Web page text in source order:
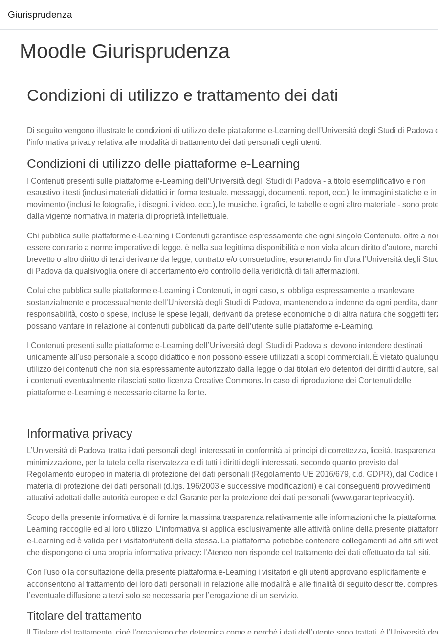
Giurisprudenza
Moodle Giurisprudenza
Condizioni di utilizzo e trattamento dei dati
Di seguito vengono illustrate le condizioni di utilizzo delle piattaforme e-Learning dell'Università degli Studi di Padova
l'informativa privacy relativa alle modalità di trattamento dei dati personali degli utenti.
Condizioni di utilizzo delle piattaforme e-Learning
I Contenuti presenti sulle piattaforme e-Learning dell’Università degli Studi di Padova - a titolo esemplificativo e non
esaustivo i testi (inclusi materiali didattici in forma testuale, messaggi, documenti, report, ecc.), le immagini statiche e in
movimento (inclusi le fotografie, i disegni, i video, ecc.), le musiche, i grafici, le tabelle e ogni altro materiale - sono
dalla vigente normativa in materia di proprietà intellettuale.
Chi pubblica sulle piattaforme e-Learning i Contenuti garantisce espressamente che ogni singolo Contenuto, oltre a
essere contrario a norme imperative di legge, è nella sua legittima disponibilità e non viola alcun diritto d'autore,
brevetto o altro diritto di terzi derivante da legge, contratto e/o consuetudine, esonerando fin d'ora l’Università degli
di Padova da qualsivoglia onere di accertamento e/o controllo della veridicità di tali affermazioni.
Colui che pubblica sulle piattaforme e-Learning i Contenuti, in ogni caso, si obbliga espressamente a manlevare
sostanzialmente e processualmente dell’Università degli Studi di Padova, mantenendola indenne da ogni perdita,
responsabilità, costo o spese, incluse le spese legali, derivanti da pretese economiche o di altra natura che soggetti
possano vantare in relazione ai contenuti pubblicati da parte dell’utente sulle piattaforme e-Learning.
I Contenuti presenti sulle piattaforme e-Learning dell’Università degli Studi di Padova si devono intendere destinati
unicamente all'uso personale a scopo didattico e non possono essere utilizzati a scopi commerciali. È vietato
utilizzo dei contenuti che non sia espressamente autorizzato dalla legge o dai titolari e/o detentori dei diritti d'autore,
i contenuti eventualmente rilasciati sotto licenza Creative Commons. In caso di riproduzione dei Contenuti delle
piattaforme e-Learning è necessario citarne la fonte.
Informativa privacy
L’Università di Padova tratta i dati personali degli interessati in conformità ai principi di correttezza, liceità, trasparenza
minimizzazione, per la tutela della riservatezza e di tutti i diritti degli interessati, secondo quanto previsto dal
Regolamento europeo in materia di protezione dei dati personali (Regolamento UE 2016/679, c.d. GDPR), dal Codice
materia di protezione dei dati personali (d.lgs. 196/2003 e successive modificazioni) e dai conseguenti provvedimenti
attuativi adottati dalle autorità europee e dal Garante per la protezione dei dati personali (www.garanteprivacy.it).
Scopo della presente informativa è di fornire la massima trasparenza relativamente alle informazioni che la piattaforma
Learning raccoglie ed al loro utilizzo. L’informativa si applica esclusivamente alle attività online della presente
e-Learning ed è valida per i visitatori/utenti della stessa. La piattaforma potrebbe contenere collegamenti ad altri siti
che dispongono di una propria informativa privacy: l’Ateneo non risponde del trattamento dei dati effettuato da tali siti.
Con l'uso o la consultazione della presente piattaforma e-Learning i visitatori e gli utenti approvano esplicitamente e
acconsentono al trattamento dei loro dati personali in relazione alle modalità e alle finalità di seguito descritte,
l’eventuale diffusione a terzi solo se necessaria per l’erogazione di un servizio.
Titolare del trattamento
Il Titolare del trattamento, cioè l’organismo che determina come e perché i dati dell’utente sono trattati, è l’Università